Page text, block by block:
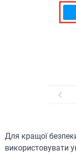
Для кращої
використовувати